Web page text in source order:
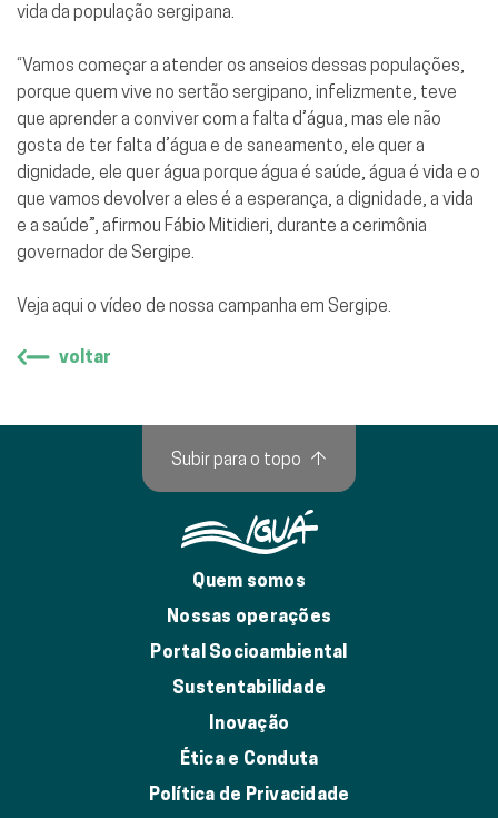
vida da população sergipana.
“Vamos começar a atender os anseios dessas populações,
porque quem vive no sertão sergipano, infelizmente, teve
que aprender a conviver com a falta d’água, mas ele não
gosta de ter falta d’água e de saneamento, ele quer a
dignidade, ele quer água porque água é saúde, água é vida e o
que vamos devolver a eles é a esperança, a dignidade, a vida
e a saúde”, afirmou Fábio Mitidieri, durante a cerimônia
governador de Sergipe.
Veja aqui o vídeo de nossa campanha em Sergipe.
voltar
Quem somos
Nossas operações
Portal Socioambiental
Sustentabilidade
Inovação
Ética e Conduta
Política de Privacidade
Subir para o topo ↑